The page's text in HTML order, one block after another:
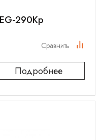
290Kp
Подробнее
Сравнить